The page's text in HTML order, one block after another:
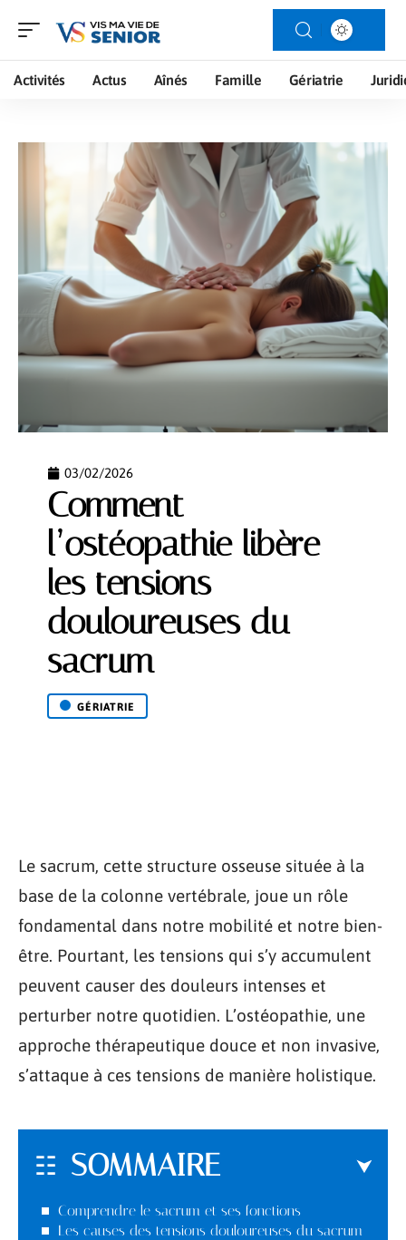
Activités Actus Aînés Famille Gériatrie
03/02/2026
Comment
l’ostéopathie libère
les tensions
douloureuses du
sacrum
GÉRIATRIE
Le sacrum, cette structure osseuse située à la
base de la colonne vertébrale, joue un rôle
fondamental dans notre mobilité et notre bien-
être. Pourtant, les tensions qui s’y accumulent
peuvent causer des douleurs intenses et
perturber notre quotidien. L’ostéopathie, une
approche thérapeutique douce et non invasive,
s’attaque à ces tensions de manière holistique.
SOMMAIRE
Comprendre le sacrum et ses fonctions
Les causes des tensions douloureuses du sacrum